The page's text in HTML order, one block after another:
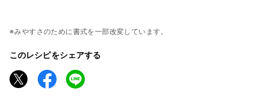
※みやすさのために書式を一部改変しています。
このレシピをシェアする